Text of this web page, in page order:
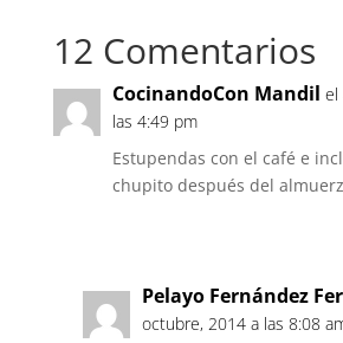
12 Comentarios
CocinandoCon Mandil el
las 4:49 pm
Estupendas con el café e
chupito después del
Pelayo Fernández
octubre, 2014 a las 8:08